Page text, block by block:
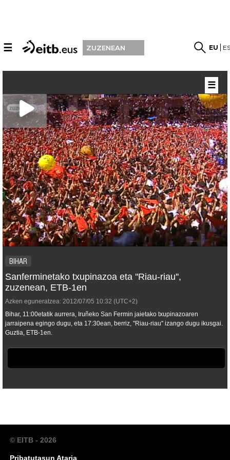
☰ ZUZENEAN EU
BIHAR
Sanferminetako txupinazoa eta ''Riau-riau'',
zuzenean, ETB-1en
Azken eguneratzea: 2012/07/05 10:32 (UTC+2)
Bihar, 11:00etatik aurrera, Iruñeko San Fermin jaietako txupinazoaren
jarraipena egingo dugu, eta 17:30ean, berriz, ''Riau-riau'' izango dugu ikusgai.
Guztia, ETB-1en.
☰
© EITB - 2026
Pribatutasun Ataria